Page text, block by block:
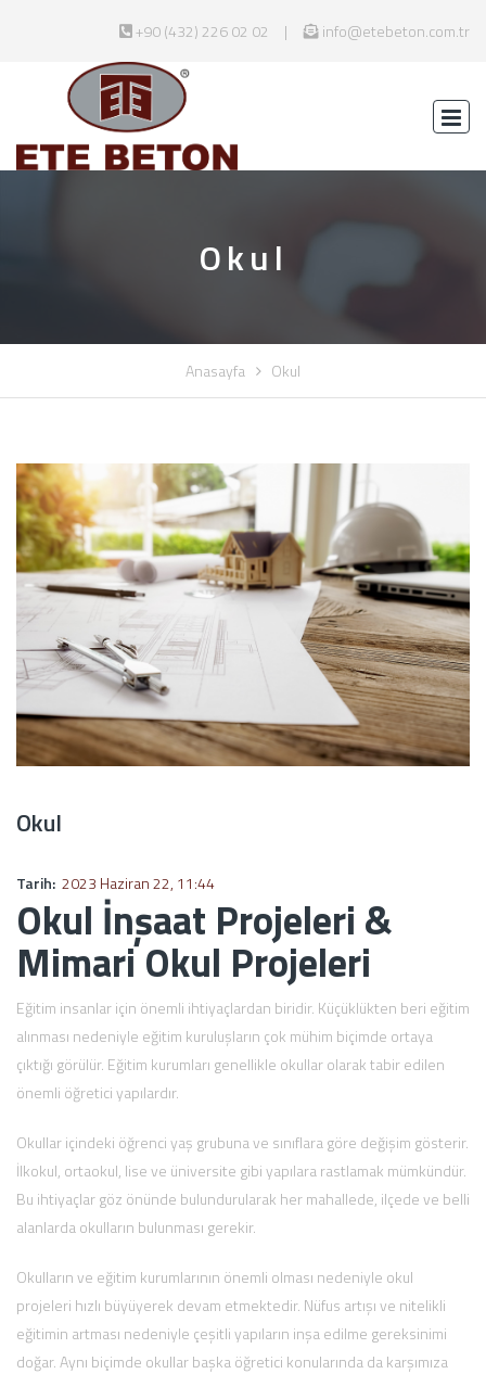
+90 (432) 226 02 02 info@etebeton.com.tr
Okul
Anasayfa Okul
Okul
Tarih: 2023 Haziran 22, 11:44
Okul İnşaat Projeleri &
Mimari Okul Projeleri
Eğitim insanlar için önemli ihtiyaçlardan biridir. Küçüklükten beri eğitim
alınması nedeniyle eğitim kuruluşların çok mühim biçimde ortaya
çıktığı görülür. Eğitim kurumları genellikle okullar olarak tabir edilen
önemli öğretici yapılardır.
Okullar içindeki öğrenci yaş grubuna ve sınıflara göre değişim gösterir.
İlkokul, ortaokul, lise ve üniversite gibi yapılara rastlamak mümkündür.
Bu ihtiyaçlar göz önünde bulundurularak her mahallede, ilçede ve belli
alanlarda okulların bulunması gerekir.
Okulların ve eğitim kurumlarının önemli olması nedeniyle okul
projeleri hızlı büyüyerek devam etmektedir. Nüfus artışı ve nitelikli
eğitimin artması nedeniyle çeşitli yapıların inşa edilme gereksinimi
doğar. Aynı biçimde okullar başka öğretici konularında da karşımıza